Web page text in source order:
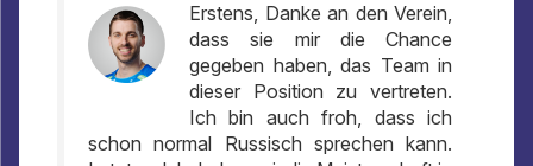
Erstens, Danke an den Verein,
dass sie mir die Chance
gegeben haben, das Team in
dieser Position zu vertreten.
Ich bin auch froh, dass ich
schon normal Russisch sprechen kann.